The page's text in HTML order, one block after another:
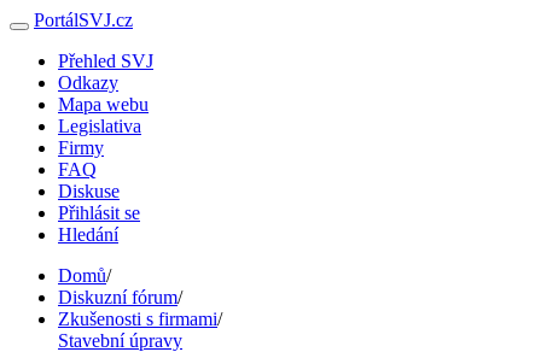
PortálSVJ.cz
Přehled SVJ
Odkazy
Mapa webu
Legislativa
Firmy
FAQ
Diskuse
Přihlásit se
Hledání
Domů/
Diskuzní fórum/
Zkušenosti s firmami/
Stavební úpravy